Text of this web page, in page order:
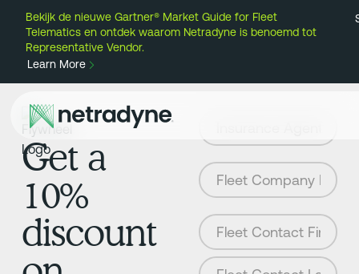
Bekijk de nieuwe Gartner® Market Guide for Fleet
Telematics en ontdek waarom Netradyne is benoemd tot
Representative Vendor.
Learn More
Get a
10%
discount